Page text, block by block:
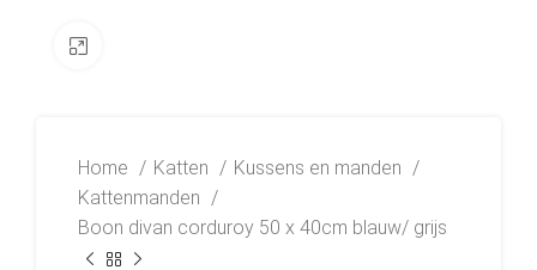
Home Katten
Kussens en manden
Kattenmanden
Boon divan corduroy 50 x 40cm blauw/ grijs